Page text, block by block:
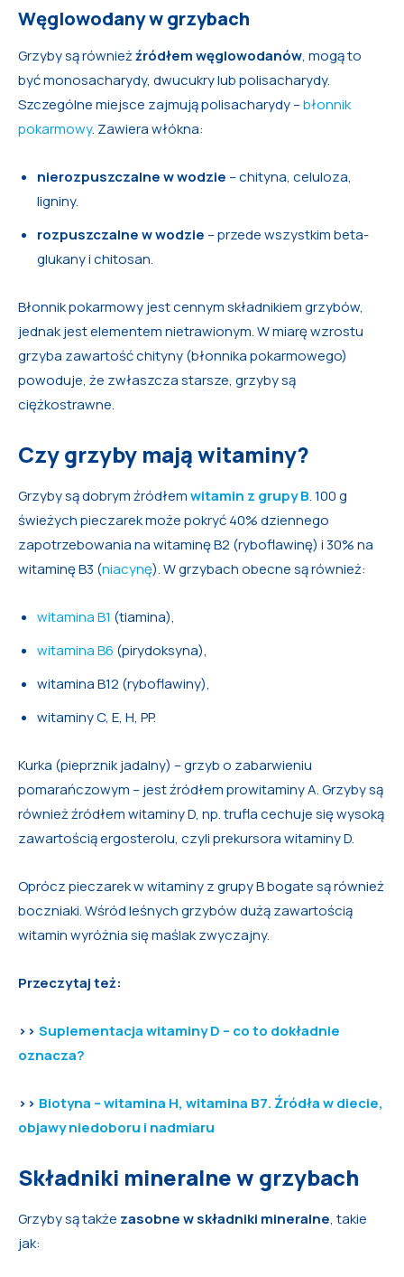
Węglowodany w grzybach
Grzyby są równieżźródłem węglowodanów, mogą to
być monosacharydy, dwucukry lub polisacharydy.
Szczególne miejsce zajmują polisacharydy –błonnik
pokarmowy. Zawiera włókna:
nierozpuszczalne w wodzie – chityna, celuloza,
ligniny.
rozpuszczalne w wodzie – przede wszystkim beta-
glukany i chitosan.
Błonnik pokarmowy jest cennym składnikiem grzybów,
jednak jest elementem nietrawionym. W miarę wzrostu
grzyba zawartość chityny (błonnika pokarmowego)
powoduje, że zwłaszcza starsze, grzyby są
ciężkostrawne.
Czy grzyby mają witaminy?
Grzyby są dobrym źródłemwitamin z grupy B. 100 g
świeżych pieczarek może pokryć 40% dziennego
zapotrzebowania na witaminę B2 (ryboflawinę) i 30% na
witaminę B3 (niacynę). W grzybach obecne są również:
witamina B1 (tiamina),
witamina B6 (pirydoksyna),
witamina B12 (ryboflawiny),
witaminy C, E, H, PP.
Kurka (pieprznik jadalny) – grzyb o zabarwieniu
pomarańczowym – jest źródłem prowitaminy A. Grzyby są
również źródłem witaminy D, np. trufla cechuje się wysoką
zawartością ergosterolu, czyli prekursora witaminy D.
Oprócz pieczarek w witaminy z grupy B bogate są również
boczniaki. Wśród leśnych grzybów dużą zawartością
witamin wyróżnia się maślak zwyczajny.
Przeczytaj też:
>> Suplementacja witaminy D – co to dokładnie
oznacza?
>> Biotyna – witamina H, witamina B7. Źródła w diecie,
objawy niedoboru i nadmiaru
Składniki mineralne w grzybach
Grzyby są także zasobne w składniki mineralne, takie
jak: